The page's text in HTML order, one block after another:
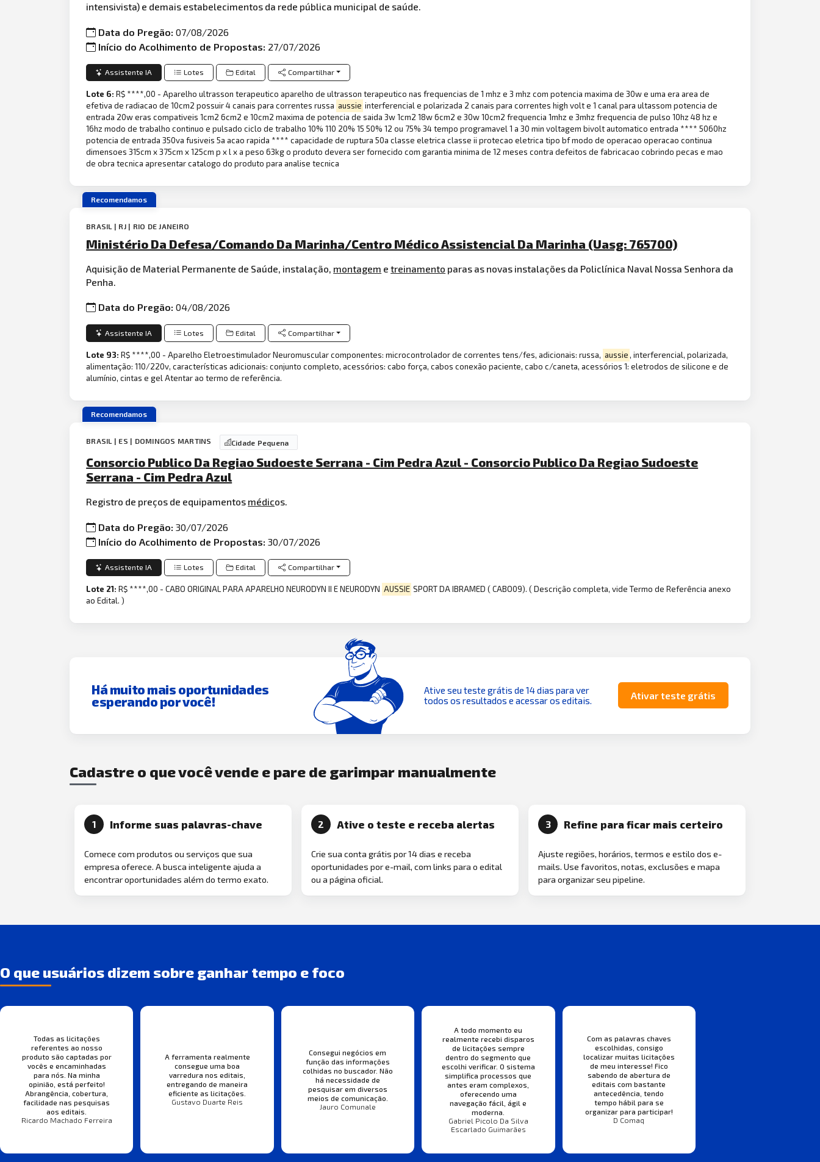
intensivista) e demais estabelecimentos da rede pública municipal de saúde.
Data do Pregão:07/08/2026
Início do Acolhimento de Propostas: 27/07/2026
Assistente IA Lotes Edital Compartilhar
Lote 6:R$ ****,00 - Aparelho ultrasson terapeutico aparelho de ultrasson terapeutico nas frequencias de 1 mhz e 3 mhz com potencia maxima de 30w e uma era area de
efetiva de radiacao de 10cm2 possuir 4 canais para correntes russa aussie interferencial e polarizada 2 canais para correntes high volt e 1 canal para ultassom potencia de
entrada 20w eras compativeis 1cm2 6cm2 e 10cm2 maxima de potencia de saida 3w 1cm2 18w 6cm2 e 30w 10cm2 frequencia 1mhz e 3mhz frequencia de pulso 10hz 48 hz e
16hz modo de trabalho continuo e pulsado ciclo de trabalho 10% 110 20% 15 50% 12 ou 75% 34 tempo programavel 1 a 30 min voltagem bivolt automatico entrada **** 5060hz
potencia de entrada 350va fusiveis 5a acao rapida **** capacidade de ruptura 50a classe eletrica classe ii protecao eletrica tipo bf modo de operacao operacao continua
dimensoes 315cm x 375cm x 125cm p x l x a peso 63kg o produto devera ser fornecido com garantia minima de 12 meses contra defeitos de fabricacao cobrindo pecas e mao
de obra tecnica apresentar catalogo do produto para analise tecnica
Recomendamos
BRASIL | RJ | RIO DE JANEIRO
Ministério Da Defesa/Comando Da Marinha/Centro Médico Assistencial Da Marinha (Uasg: 765700)
Aquisição de Material Permanente de Saúde, instalação, montagem etreinamento paras as novas instalações da Policlínica Naval Nossa Senhora da
Penha.
Data do Pregão:04/08/2026
Assistente IA Lotes Edital Compartilhar
Lote 93:R$ ****,00 - Aparelho Eletroestimulador Neuromuscular componentes: microcontrolador de correntes tens/fes, adicionais: russa, aussie, interferencial, polarizada,
alimentação: 110/220v, características adicionais: conjunto completo, acessórios: cabo força, cabos conexão paciente, cabo c/caneta, acessórios 1: eletrodos de silicone e de
alumínio, cintas e gel Atentar ao termo de referência.
Recomendamos
BRASIL | ES | DOMINGOS MARTINS Cidade Pequena
Consorcio Publico Da Regiao Sudoeste Serrana - Cim Pedra Azul - Consorcio Publico Da Regiao Sudoeste
Serrana - Cim Pedra Azul
Registro de preços de equipamentos médicos.
Data do Pregão:30/07/2026
Início do Acolhimento de Propostas:30/07/2026
Assistente IA Lotes Edital Compartilhar
Lote 21:R$ ****,00 - CABO ORIGINAL PARA APARELHO NEURODYN II E NEURODYN AUSSIE SPORT DA IBRAMED ( CABO09). ( Descrição completa, vide Termo de Referência anexo
ao Edital. )
Há muito mais oportunidades
esperando por você!
Ative seu teste grátis de 14 dias para ver
todos os resultados e acessar os editais.
Ativar teste grátis
Cadastre o que você vende e pare de garimpar manualmente
1 Informe suas palavras-chave
Comece com produtos ou serviços que sua
empresa oferece. A busca inteligente ajuda a
encontrar oportunidades além do termo exato.
2 Ative o teste e receba alertas
Crie sua conta grátis por 14 dias e receba
oportunidades por e-mail, com links para o edital
ou a página oficial.
3 Refine para ficar mais certeiro
Ajuste regiões, horários, termos e estilo dos e-
mails. Use favoritos, notas, exclusões e mapa
para organizar seu pipeline.
O que usuários dizem sobre ganhar tempo e foco
Todas as licitações
referentes ao nosso
produto são captadas por
vocês e encaminhadas
para nós. Na minha
opinião, está perfeito!
Abrangência, cobertura,
facilidade nas pesquisas
aos editais.
Ricardo Machado Ferreira
A ferramenta realmente
consegue uma boa
varredura nos editais,
entregando de maneira
eficiente as licitações.
Gustavo Duarte Reis
Consegui negócios em
função das informações
colhidas no buscador. Não
há necessidade de
pesquisar em diversos
meios de comunicação.
Jauro Comunale
A todo momento eu
realmente recebi disparos
de licitações sempre
dentro do segmento que
escolhi verificar. O sistema
simplifica processos que
antes eram complexos,
oferecendo uma
navegação fácil, ágil e
moderna.
Gabriel Picolo Da Silva
Escarlado Guimarães
Com as palavras chaves
escolhidas, consigo
localizar muitas licitações
de meu interesse! Fico
sabendo de abertura de
editais com bastante
antecedência, tendo
tempo hábil para se
organizar para participar!
D Comaq